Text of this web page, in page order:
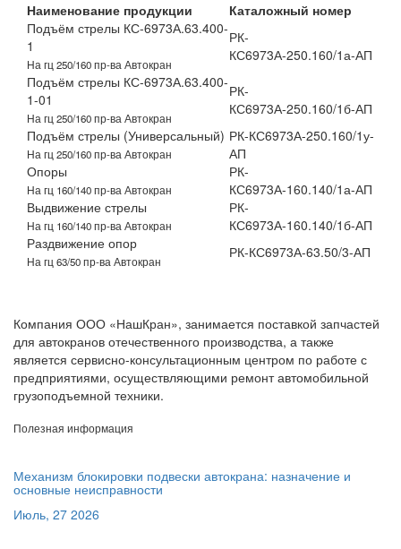
Наименование продукции
Каталожный номер
Подъём стрелы КС-6973А.63.400-
1
На гц 250/160 пр-ва Автокран
РК-
КС6973А-250.160/1а-АП
Подъём стрелы КС-6973А.63.400-
1-01
На гц 250/160 пр-ва Автокран
РК-
КС6973А-250.160/1б-АП
Подъём стрелы (Универсальный)
На гц 250/160 пр-ва Автокран
РК-КС6973А-250.160/1у-
АП
Опоры
На гц 160/140 пр-ва Автокран
РК-
КС6973А-160.140/1а-АП
Выдвижение стрелы
На гц 160/140 пр-ва Автокран
РК-
КС6973А-160.140/1б-АП
Раздвижение опор
На гц 63/50 пр-ва Автокран
РК-КС6973А-63.50/3-АП
Компания ООО «НашКран», занимается поставкой запчастей
для автокранов отечественного производства, а также
является сервисно-консультационным центром по работе с
предприятиями, осуществляющими ремонт автомобильной
грузоподъемной техники.
Полезная информация
Механизм блокировки подвески автокрана: назначение и
основные неисправности
Июль, 27 2026